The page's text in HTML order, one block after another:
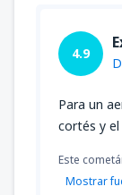
4.9
Para un
cortés y
Este
Mostrar